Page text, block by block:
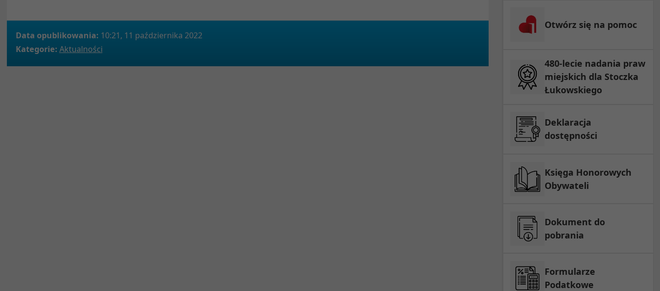
Data opublikowania: 10:21, 11 października 2022
Kategorie: Aktualności
Otwórz się na pomoc
480-lecie nadania praw
miejskich dla Stoczka
Łukowskiego
Deklaracja
dostępności
Księga Honorowych
Obywateli
Dokument do
pobrania
Formularze
Podatkowe